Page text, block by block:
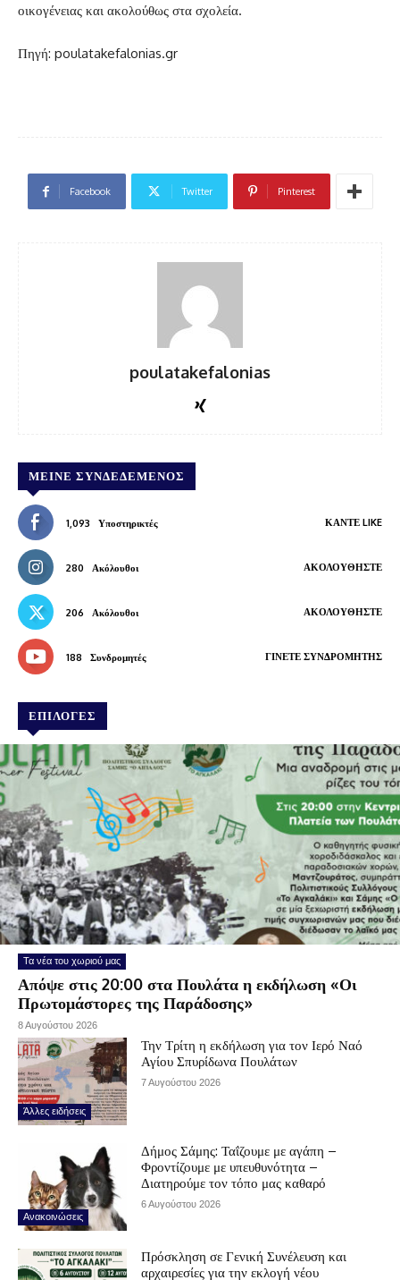
οικογένειας και ακολούθως στα σχολεία.
Πηγή: poulatakefalonias.gr
Facebook Twitter Pinterest
poulatakefalonias
ΜΕΊΝΕ ΣΥΝΔΕΔΕΜΈΝΟΣ
1,093 Υποστηρικτές ΚΆΝΤΕ LIKE
280 Ακόλουθοι ΑΚΟΛΟΥΘΉΣΤΕ
206 Ακόλουθοι ΑΚΟΛΟΥΘΉΣΤΕ
188 Συνδρομητές ΓΊΝΕΤΕ ΣΥΝΔΡΟΜΗΤΉΣ
ΕΠΙΛΟΓΕΣ
Τα νέα του χωριού μας
Απόψε στις 20:00 στα Πουλάτα η εκδήλωση «Οι
Πρωτομάστορες της Παράδοσης»
8 Αυγούστου 2026
Άλλες ειδήσεις
Την Τρίτη η εκδήλωση για τον Ιερό Ναό
Αγίου Σπυρίδωνα Πουλάτων
7 Αυγούστου 2026
Ανακοινώσεις
Δήμος Σάμης: Ταΐζουμε με αγάπη –
Φροντίζουμε με υπευθυνότητα –
Διατηρούμε τον τόπο μας καθαρό
6 Αυγούστου 2026
Πρόσκληση σε Γενική Συνέλευση και
αρχαιρεσίες για την εκλογή νέου